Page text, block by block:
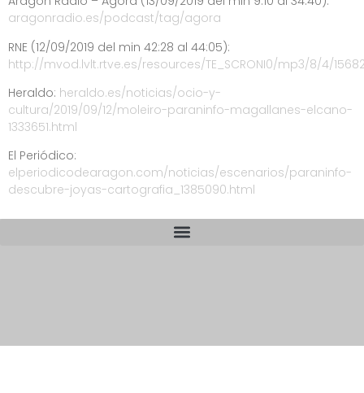
aragonradio.es/podcast/tag/agora
RNE (12/09/2019 del min 42:28 al 44:05):
http://mvod.lvlt.rtve.es/resources/TE_SCRONI0/mp3/8/4/
Heraldo: heraldo.es/noticias/ocio-y-
cultura/2019/09/12/moleiro-paraninfo-magallanes-elcano-
1333651.html
El Periódico:
elperiodicodearagon.com/noticias/escenarios/paraninfo-
descubre-joyas-cartografia_1385090.html